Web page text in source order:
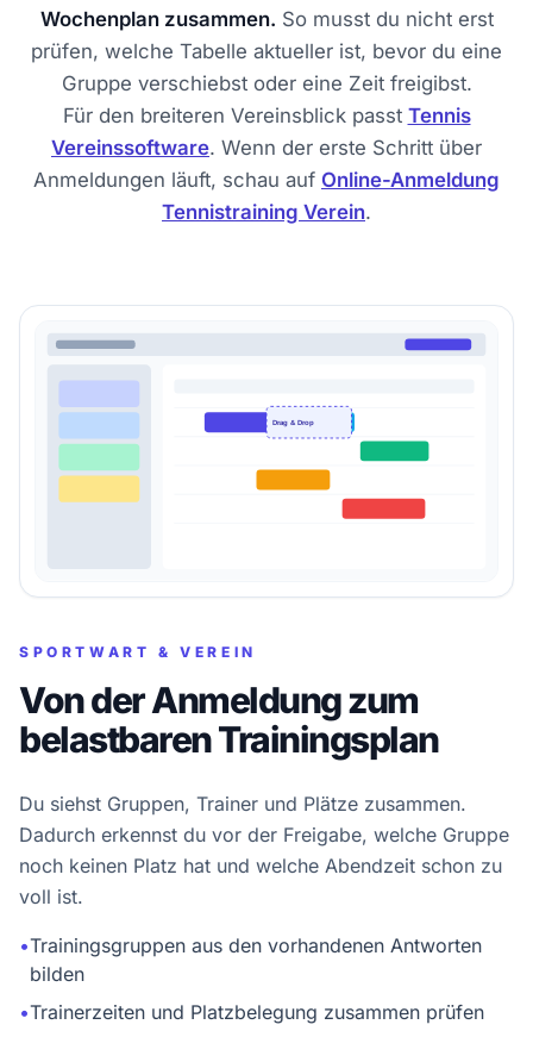
Wochenplan zusammen. So musst du nicht erst
prüfen, welche Tabelle aktueller ist, bevor du eine
Gruppe verschiebst oder eine Zeit freigibst.
Für den breiteren Vereinsblick passt Tennis
Vereinssoftware. Wenn der erste Schritt über
Anmeldungen läuft, schau auf Online-Anmeldung
Tennistraining Verein.
SPORTWART & VEREIN
Von der Anmeldung zum
belastbaren Trainingsplan
Du siehst Gruppen, Trainer und Plätze zusammen.
Dadurch erkennst du vor der Freigabe, welche Gruppe
noch keinen Platz hat und welche Abendzeit schon zu
voll ist.
•Trainingsgruppen aus den vorhandenen Antworten
bilden
•Trainerzeiten und Platzbelegung zusammen prüfen